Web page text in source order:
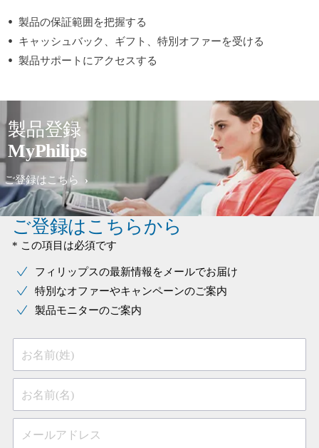
製品の保証範囲を把握する
キャッシュバック、ギフト、特別オファーを受ける
製品サポートにアクセスする
製品登録
MyPhilips
ご登録はこちら
ご登録はこちらから
* この項目は必須です
フィリップスの最新情報をメールでお届け
特別なオファーやキャンペーンのご案内
製品モニターのご案内
お名前(姓)
お名前(名)
メールアドレス